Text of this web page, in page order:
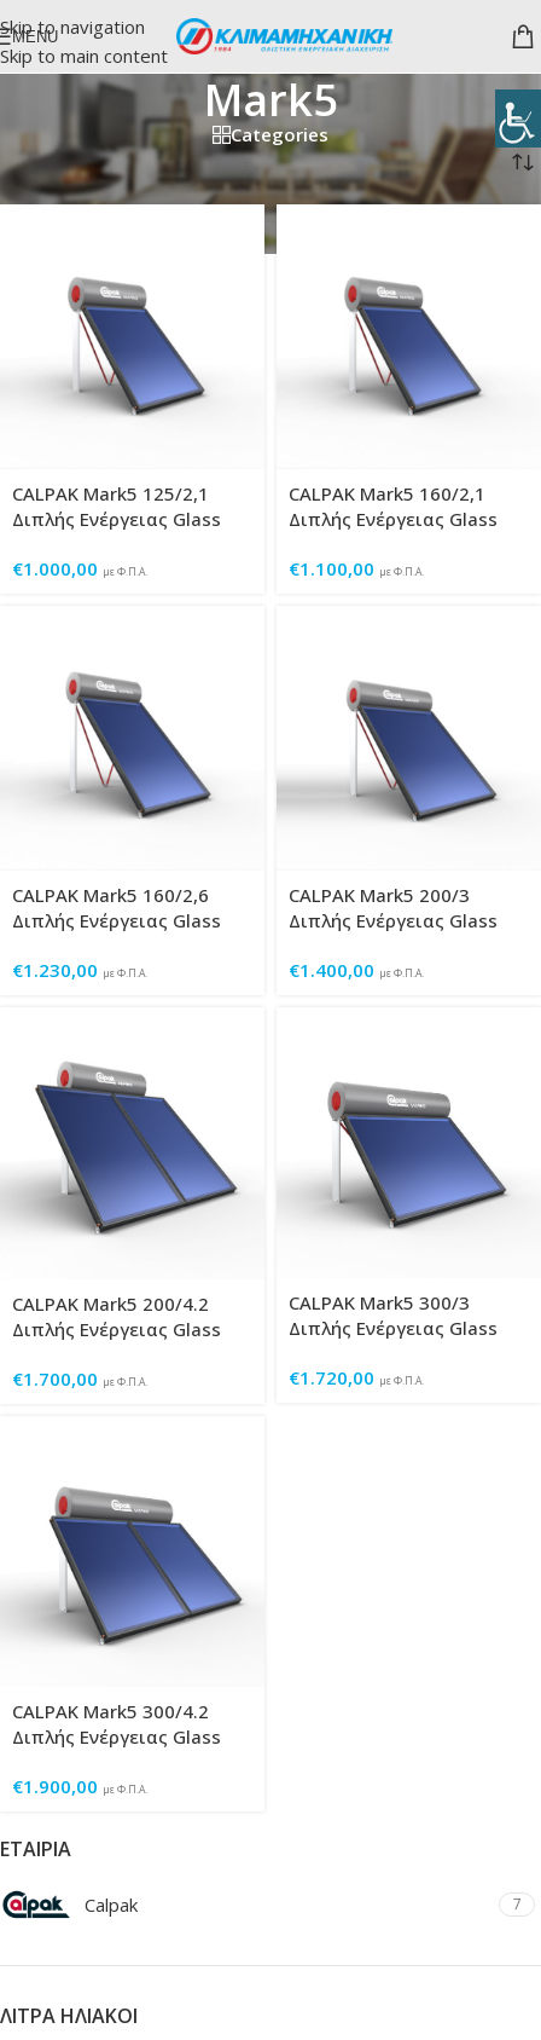
Skip to navigation
Skip to main content
MENU
Mark5
Categories
ΕΤΑΙΡΊΑ
Calpak 7
ΛΊΤΡΑ ΗΛΙΑΚΟΊ
Αρχική σελίδα ΗΛΙΑΚΟΙ ΘΕΡΜΟΣΙΦΩΝΕΣ Mark5
CALPAK Mark5 125/2,1
Διπλής Ενέργειας Glass
€1.000,00 με Φ.Π.Α.
CALPAK Mark5 160/2,1
Διπλής Ενέργειας Glass
€1.100,00 με Φ.Π.Α.
CALPAK Mark5 160/2,6
Διπλής Ενέργειας Glass
€1.230,00 με Φ.Π.Α.
CALPAK Mark5 200/3
Διπλής Ενέργειας Glass
€1.400,00 με Φ.Π.Α.
CALPAK Mark5 200/4.2
Διπλής Ενέργειας Glass
€1.700,00 με Φ.Π.Α.
CALPAK Mark5 300/3
Διπλής Ενέργειας Glass
€1.720,00 με Φ.Π.Α.
CALPAK Mark5 300/4.2
Διπλής Ενέργειας Glass
€1.900,00 με Φ.Π.Α.